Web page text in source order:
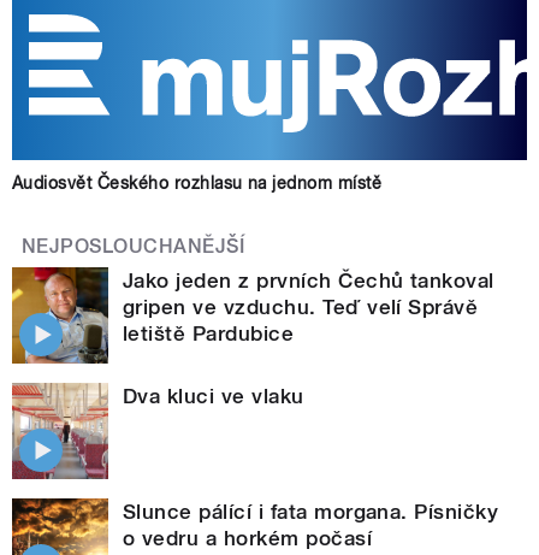
Audiosvět Českého rozhlasu na jednom místě
NEJPOSLOUCHANĚJŠÍ
Jako jeden z prvních Čechů tankoval
gripen ve vzduchu. Teď velí Správě
letiště Pardubice
Dva kluci ve vlaku
Slunce pálící i fata morgana. Písničky
o vedru a horkém počasí